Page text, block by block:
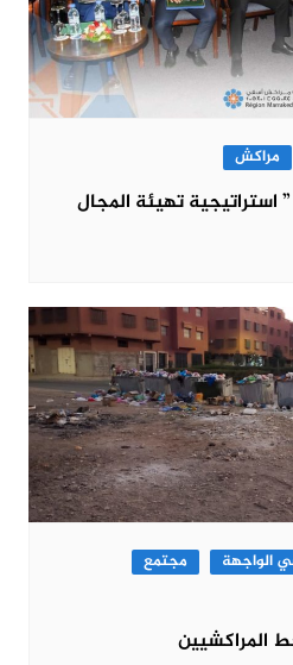
مراكش
تهيئة المجال
الواجهة
مجتمع
المراكشيين